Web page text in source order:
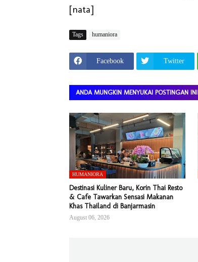
[nata]
Tags humaniora
Facebook Twitter
ANDA MUNGKIN MENYUKAI POSTINGAN INI
HUMANIORA
Destinasi Kuliner Baru, Korin Thai Resto
& Cafe Tawarkan Sensasi Makanan
Khas Thailand di Banjarmasin
August 06, 2026